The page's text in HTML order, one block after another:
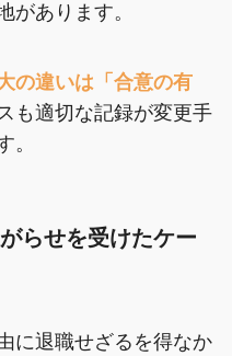
があります。
の違いは「合意の有
も適切な記録が変更手
。
らせを受けたケー
に退職せざるを得なか